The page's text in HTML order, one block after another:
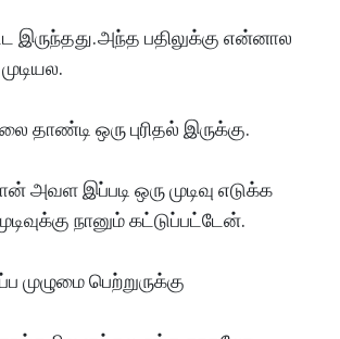
அந்த பதிலுக்கு என்னால
தாண்டி ஒரு புரிதல் இருக்கு.
அவள இப்படி ஒரு முடிவு எடுக்க
நானும் கட்டுப்பட்டேன்.
பெற்றுருக்கு